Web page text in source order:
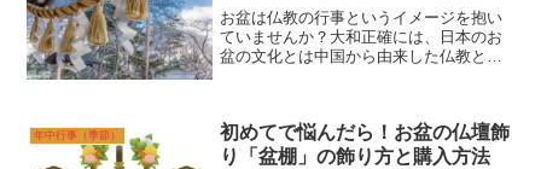
お盆は仏教の行事というイメージを抱い
ていませんか？大和正確には、日本のお
盆の文化とは中国から由来した仏教と、
るいまでは、両者に大きな違...
年中行事（季節）
初めてで悩んだら！お盆の仏壇飾
り「盆棚」の飾り方と購入方法